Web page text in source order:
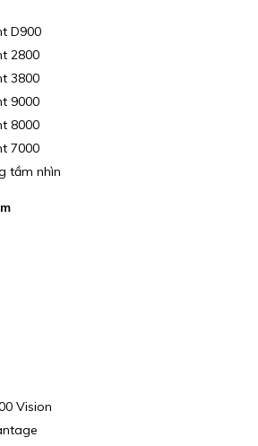
D900
2800
3800
9000
8000
7000
tầm nhìn
Vision